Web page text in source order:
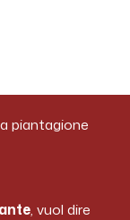
piantagione
, vuol dire